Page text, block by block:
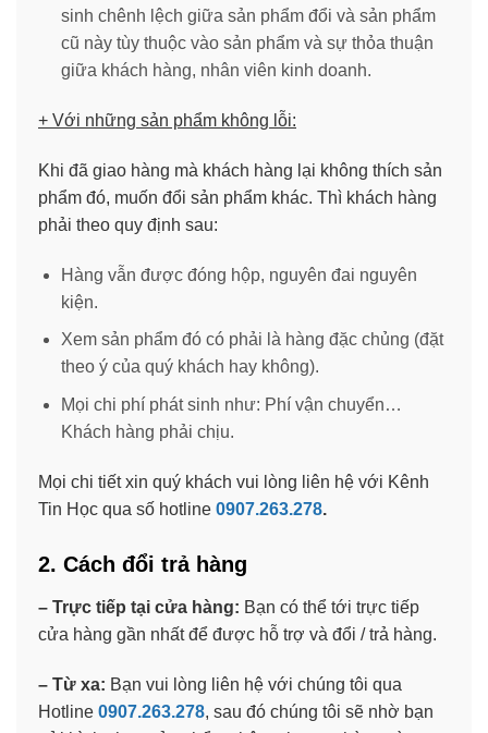
sinh chênh lệch giữa sản phẩm đổi và sản phẩm
cũ này tùy thuộc vào sản phẩm và sự thỏa thuận
giữa khách hàng, nhân viên kinh doanh.
+ Với những sản phẩm không lỗi:
Khi đã giao hàng mà khách hàng lại không thích sản
phẩm đó, muốn đổi sản phẩm khác. Thì khách hàng
phải theo quy định sau:
Hàng vẫn được đóng hộp, nguyên đai nguyên
kiện.
Xem sản phẩm đó có phải là hàng đặc chủng (đặt
theo ý của quý khách hay không).
Mọi chi phí phát sinh như: Phí vận chuyển…
Khách hàng phải chịu.
Mọi chi tiết xin quý khách vui lòng liên hệ với Kênh
Tin Học qua số hotline 0907.263.278.
2. Cách đổi trả hàng
– Trực tiếp tại cửa hàng: Bạn có thể tới trực tiếp
cửa hàng gần nhất để được hỗ trợ và đổi / trả hàng.
– Từ xa: Bạn vui lòng liên hệ với chúng tôi qua
Hotline 0907.263.278, sau đó chúng tôi sẽ nhờ bạn